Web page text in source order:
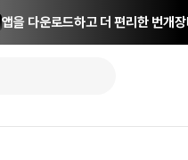
앱을 다운로드하고 더 편리한 번개